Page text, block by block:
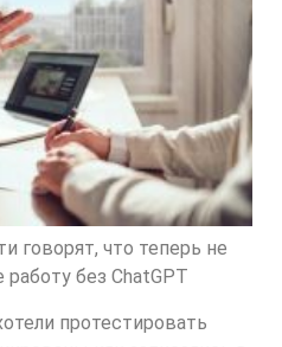
говорят, что теперь не
без ChatGPT
протестировать